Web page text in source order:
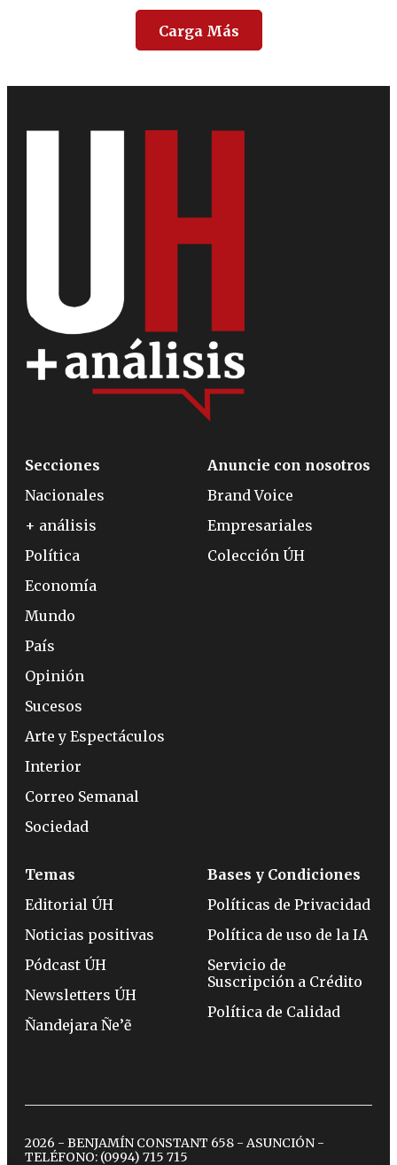
Carga Más
Secciones
Nacionales
+ análisis
Política
Economía
Mundo
País
Opinión
Sucesos
Arte y Espectáculos
Interior
Correo Semanal
Sociedad
Anuncie con nosotros
Brand Voice
Empresariales
Colección ÚH
Temas
Editorial ÚH
Noticias positivas
Pódcast ÚH
Newsletters ÚH
Ñandejara Ñe’ẽ
Bases y Condiciones
Políticas de Privacidad
Política de uso de la IA
Servicio de
Suscripción a Crédito
Política de Calidad
2026 - BENJAMÍN CONSTANT 658 - ASUNCIÓN -
TELÉFONO: (0994) 715 715